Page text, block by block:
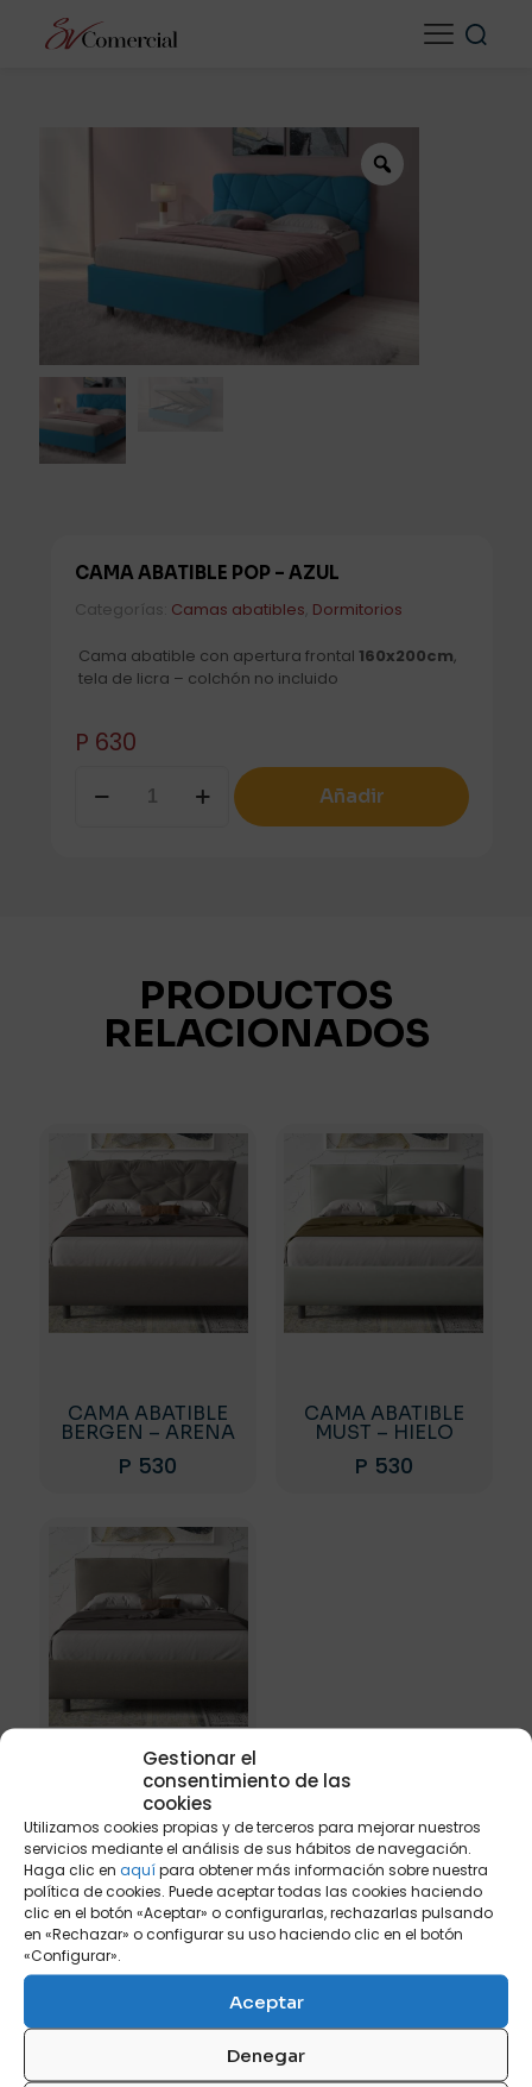
Gestionar el
consentimiento de las
cookies
Utilizamos cookies propias y de terceros para mejorar nuestros
servicios mediante el análisis de sus hábitos de navegación.
Haga clic en aquípara obtener más información sobre nuestra
política de cookies. Puede aceptar todas las cookies haciendo
clic en el botón «Aceptar» o configurarlas, rechazarlas pulsando
en «Rechazar» o configurar su uso haciendo clic en el botón
«Configurar».
Aceptar
Denegar
CAMA ABATIBLE POP – AZUL
Categorías: Camas abatibles Dormitorios
Cama abatible con apertura frontal160x200cm,
tela de licra – colchón no incluido
P 630
ABATIBLE
Añadir
PRODUCTOS
RELACIONADOS
CAMA ABATIBLE
BERGEN – ARENA
P 530
CAMA ABATIBLE
MUST – HIELO
P 530
CAMA ABATIBLE
MUST – ARENA
P530